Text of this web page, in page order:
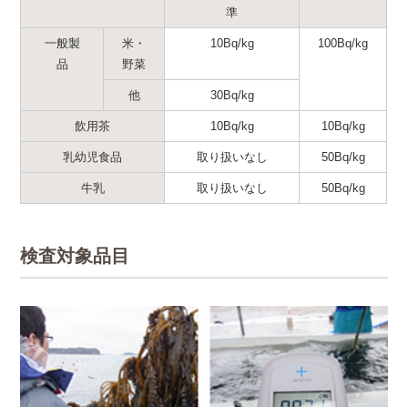
準
一般製
品
米・
野菜
10Bq/kg 100Bq/kg
他 30Bq/kg
飲用茶 10Bq/kg 10Bq/kg
乳幼児食品 取り扱いなし 50Bq/kg
牛乳 取り扱いなし 50Bq/kg
検査対象品目